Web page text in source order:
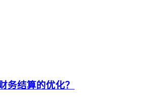
务结算的优化？